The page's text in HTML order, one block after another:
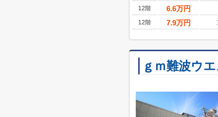
12階 6.6万円
12階 7.9万円
ｇｍ難波ウ